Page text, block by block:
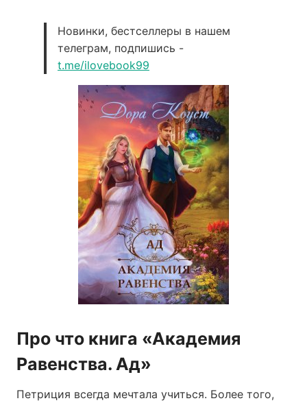
Новинки, бестселлеры в нашем
телеграм, подпишись -
t.me/ilovebook99
Про что книга «Академия
Равенства. Ад»
Петриция всегда мечтала учиться. Более того,